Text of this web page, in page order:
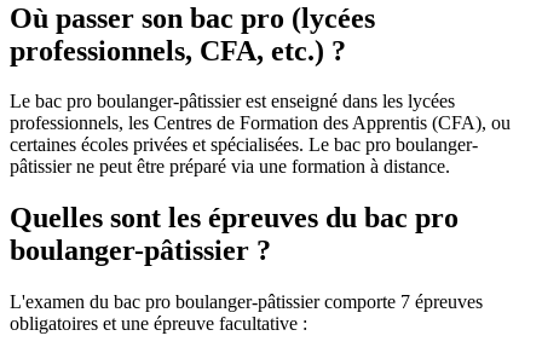
Où passer son bac pro (lycées
professionnels, CFA, etc.) ?
Le bac pro boulanger-pâtissier est enseigné dans les lycées
professionnels, les Centres de Formation des Apprentis (CFA), ou
certaines écoles privées et spécialisées. Le bac pro boulanger-
pâtissier ne peut être préparé via une formation à distance.
Quelles sont les épreuves du bac pro
boulanger-pâtissier ?
L'examen du bac pro boulanger-pâtissier comporte 7 épreuves
obligatoires et une épreuve facultative :